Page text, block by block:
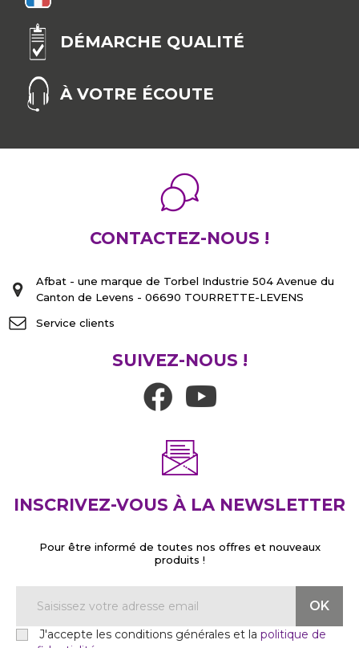
DÉMARCHE QUALITÉ
À VOTRE ÉCOUTE
CONTACTEZ-NOUS !
Afbat - une marque de Torbel Industrie 504 Avenue du
Canton de Levens - 06690 TOURRETTE-LEVENS
Service clients
SUIVEZ-NOUS !
INSCRIVEZ-VOUS À LA NEWSLETTER
Pour être informé de toutes nos offres et nouveaux
produits !
J'accepte les conditions générales et la politique de